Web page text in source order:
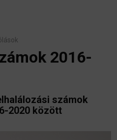
2016-
számok
2020 között